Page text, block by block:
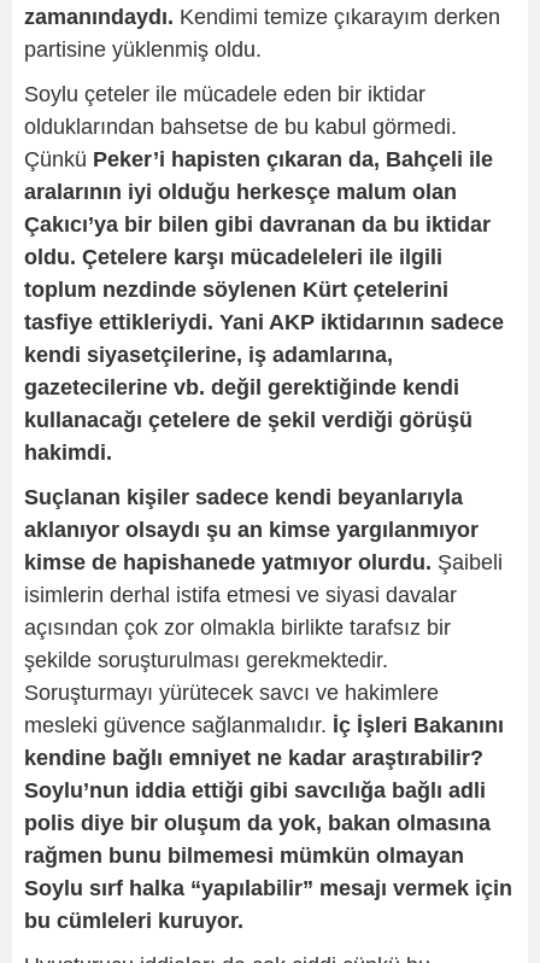
zamanındaydı. Kendimi temize çıkarayım derken
partisine yüklenmiş oldu.
Soylu çeteler ile mücadele eden bir iktidar
olduklarından bahsetse de bu kabul görmedi.
Çünkü Peker’i hapisten çıkaran da, Bahçeli ile
aralarının iyi olduğu herkesçe malum olan
Çakıcı’ya bir bilen gibi davranan da bu iktidar
oldu. Çetelere karşı mücadeleleri ile ilgili
toplum nezdinde söylenen Kürt çetelerini
tasfiye ettikleriydi. Yani AKP iktidarının sadece
kendi siyasetçilerine, iş adamlarına,
gazetecilerine vb. değil gerektiğinde kendi
kullanacağı çetelere de şekil verdiği görüşü
hakimdi.
Suçlanan kişiler sadece kendi beyanlarıyla
aklanıyor olsaydı şu an kimse yargılanmıyor
kimse de hapishanede yatmıyor olurdu. Şaibeli
isimlerin derhal istifa etmesi ve siyasi davalar
açısından çok zor olmakla birlikte tarafsız bir
şekilde soruşturulması gerekmektedir.
Soruşturmayı yürütecek savcı ve hakimlere
mesleki güvence sağlanmalıdır. İç İşleri Bakanını
kendine bağlı emniyet ne kadar araştırabilir?
Soylu’nun iddia ettiği gibi savcılığa bağlı adli
polis diye bir oluşum da yok, bakan olmasına
rağmen bunu bilmemesi mümkün olmayan
Soylu sırf halka “yapılabilir” mesajı vermek için
bu cümleleri kuruyor.